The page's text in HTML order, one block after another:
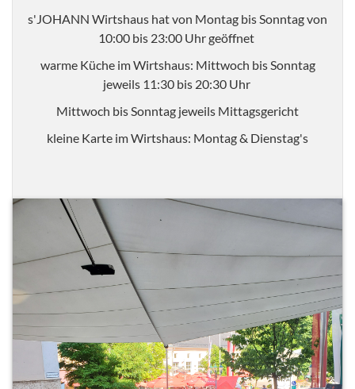
s'JOHANN Wirtshaus hat von Montag bis Sonntag von
10:00 bis 23:00 Uhr geöffnet
warme Küche im Wirtshaus: Mittwoch bis Sonntag
jeweils 11:30 bis 20:30 Uhr
Mittwoch bis Sonntag jeweils Mittagsgericht
kleine Karte im Wirtshaus: Montag & Dienstag's